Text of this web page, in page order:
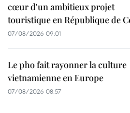
cœur d'un ambitieux projet
touristique en République de
07/08/2026 09:01
Le pho fait rayonner la culture
vietnamienne en Europe
07/08/2026 08:57